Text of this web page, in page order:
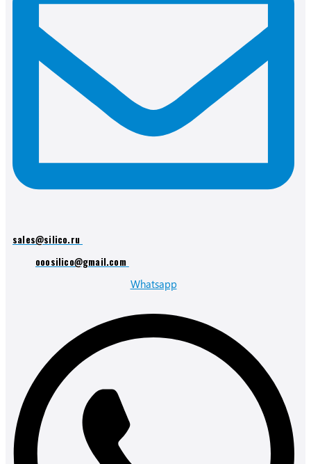
sales@silico.ru
ooosilico@gmail.com
Whatsapp